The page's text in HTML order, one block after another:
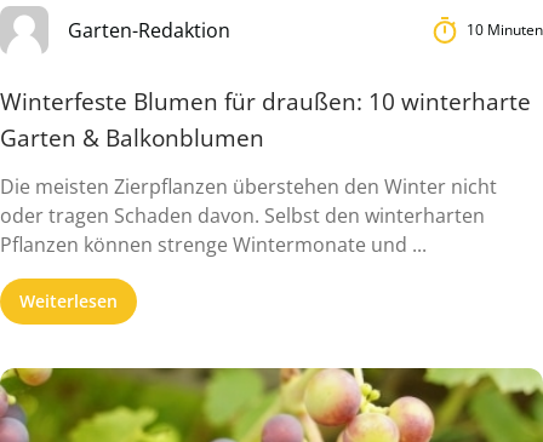
Garten-Redaktion 10 Minuten
Winterfeste Blumen für draußen: 10 winterharte
Garten & Balkonblumen
Die meisten Zierpflanzen überstehen den Winter nicht
oder tragen Schaden davon. Selbst den winterharten
Pflanzen können strenge Wintermonate und ...
Weiterlesen